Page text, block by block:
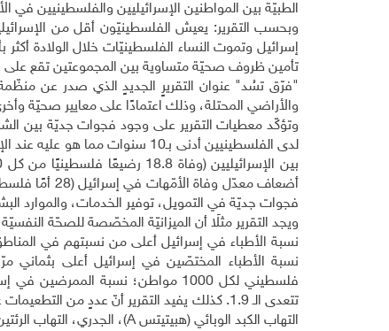
الطبيّة بين المواطنين الإسرائيليين والفلسطينيين في
إسرائيل وتموت النساء الفلسطينيّات خلال الولادة
تأمين ظروف صحيّة متساوية بين المجموعتين تقع على
"فرّق تسُد" عنوان التقريرٍ الجديدٍ الذي صدر عن
والأراضي المحتلة، وذلك اعتمادًا على معايير صحيّة
وتؤكّد معطيات التقرير على وجود فجوات جديّة بين
لدى الفلسطينيين أدنى بـ10
فجوات جديّة في التمويل، توفير الخدمات، والموارد
ويجد التقرير مثلًا أن الميزانيّة المخصّصة للصحّة
تتعدى الـ 1.9. كذلك يفيد التقرير أنّ عددٍ من
التهاب الكبد الوبائي (هبيتيتسA)، الجدري، التهاب